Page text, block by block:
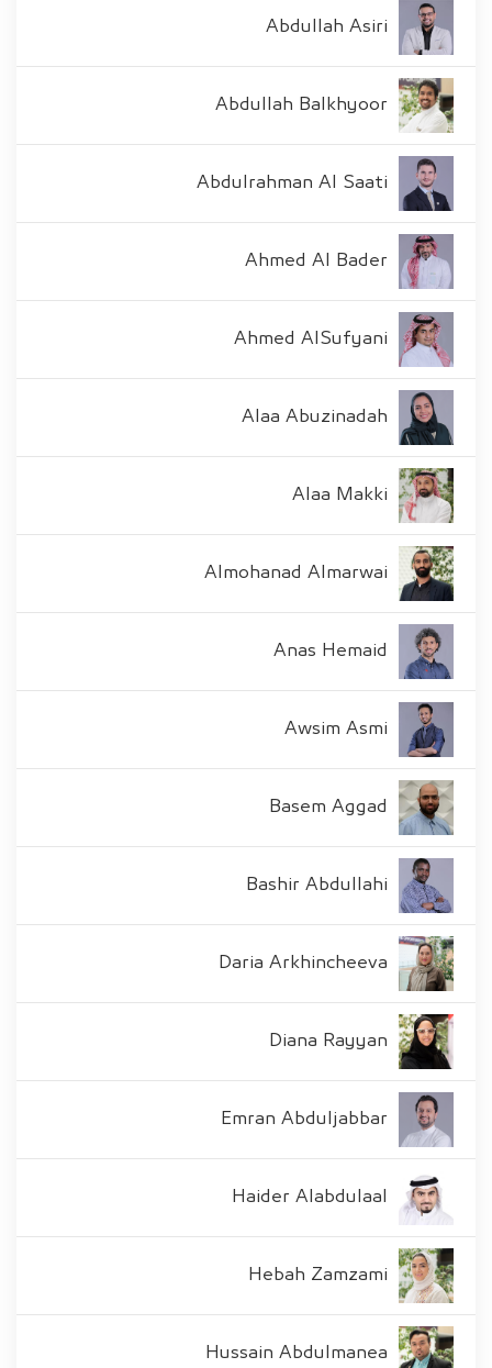
Abdullah Asiri
Abdullah Balkhyoor
Abdulrahman Al Saati
Ahmed Al Bader
Ahmed AlSufyani
Alaa Abuzinadah
Alaa Makki
Almohanad Almarwai
Anas Hemaid
Awsim Asmi
Basem Aggad
Bashir Abdullahi
Daria Arkhincheeva
Diana Rayyan
Emran Abduljabbar
Haider Alabdulaal
Hebah Zamzami
Hussain Abdulmanea